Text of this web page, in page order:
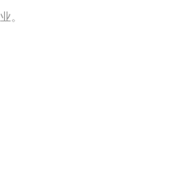
。